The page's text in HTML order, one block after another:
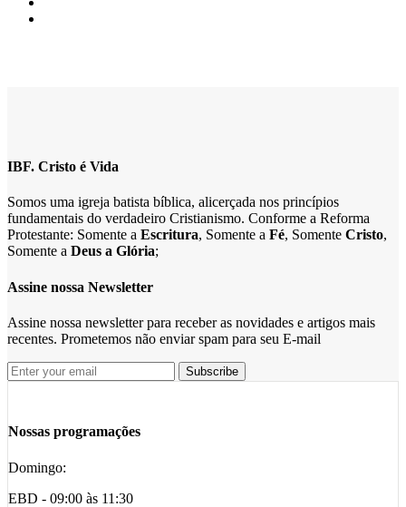
IBF. Cristo é Vida
Somos uma igreja batista bíblica, alicerçada nos princípios
fundamentais do verdadeiro Cristianismo. Conforme a Reforma
Protestante: Somente a Escritura, Somente a Fé, Somente Cristo,
Somente a Deus a Glória;
Assine nossa Newsletter
Assine nossa newsletter para receber as novidades e artigos mais
recentes. Prometemos não enviar spam para seu E-mail
Nossas programações
Domingo:
EBD - 09:00 às 11:30